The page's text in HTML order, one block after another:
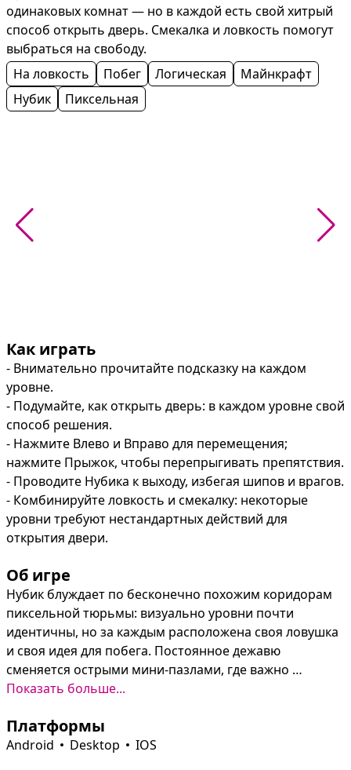
одинаковых комнат — но в каждой есть свой хитрый
способ открыть дверь. Смекалка и ловкость помогут
выбраться на свободу.
На ловкость
Побег Логическая
Майнкрафт
Нубик
Пиксельная
Как играть
- Внимательно прочитайте подсказку на каждом
уровне.
- Подумайте, как открыть дверь: в каждом уровне свой
способ решения.
- Нажмите Влево и Вправо для перемещения;
нажмите Прыжок, чтобы перепрыгивать препятствия.
- Проводите Нубика к выходу, избегая шипов и врагов.
- Комбинируйте ловкость и смекалку: некоторые
уровни требуют нестандартных действий для
открытия двери.
Об игре
Нубик блуждает по бесконечно похожим коридорам
пиксельной тюрьмы: визуально уровни почти
идентичны, но за каждым расположена своя ловушка
и своя идея для побега. Постоянное дежавю
сменяется острыми мини‑пазлами, где важно
заметить подсказку и действовать нестандартно.
подхода: простое управление, аккуратные прыжки и
внимательное чтение инструкции на каждом уровне
Показать больше...
Платформы
Android Desktop IOS